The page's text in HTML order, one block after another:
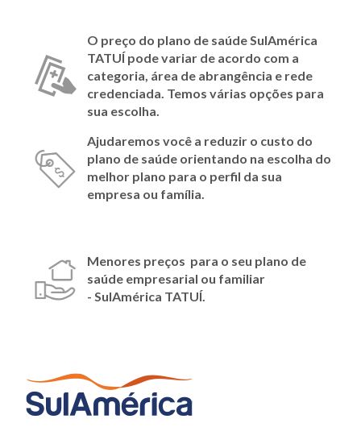
O preço do plano de saúde SulAmérica
TATUÍpode variar de acordo com a
categoria, área de abrangência e rede
credenciada. Temos várias opções para
sua escolha.
Ajudaremos você a reduzir o custo do
plano de saúde orientando na escolha do
melhor plano para o perfil da sua
empresa ou família.
Menores preços para o seu plano de
saúde empresarial ou familiar
- SulAmérica TATUÍ.